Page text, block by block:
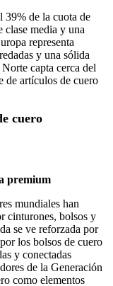
39% de la cuota de
clase media y una
representa
y una sólida
capta cerca del
de artículos de cuero
cuero
premium
mundiales han
cinturones, bolsos y
se ve reforzada por
los bolsos de cuero
y conectadas
de la Generación
como elementos